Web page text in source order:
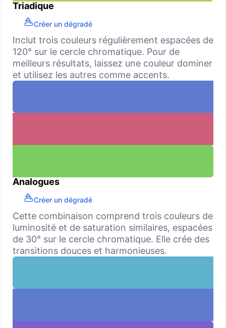
Triadique
Créer un dégradé
Inclut trois couleurs régulièrement espacées de
120° sur le cercle chromatique. Pour de
meilleurs résultats, laissez une couleur dominer
et utilisez les autres comme accents.
Analogues
Créer un dégradé
Cette combinaison comprend trois couleurs de
luminosité et de saturation similaires, espacées
de 30° sur le cercle chromatique. Elle crée des
transitions douces et harmonieuses.